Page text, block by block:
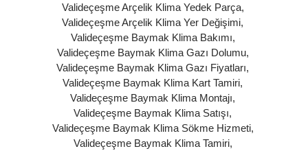
Valideçeşme Arçelik Klima Yedek Parça,
Valideçeşme Arçelik Klima Yer Değişimi,
Valideçeşme Baymak Klima Bakımı,
Valideçeşme Baymak Klima Gazı Dolumu,
Valideçeşme Baymak Klima Gazı Fiyatları,
Valideçeşme Baymak Klima Kart Tamiri,
Valideçeşme Baymak Klima Montajı,
Valideçeşme Baymak Klima Satışı,
Valideçeşme Baymak Klima Sökme Hizmeti,
Valideçeşme Baymak Klima Tamiri,